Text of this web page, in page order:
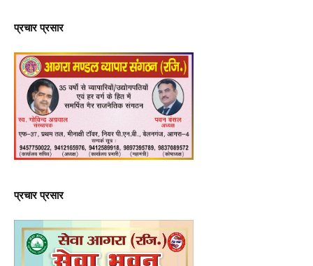
प्रचार प्रसार
प्रचार प्रसार